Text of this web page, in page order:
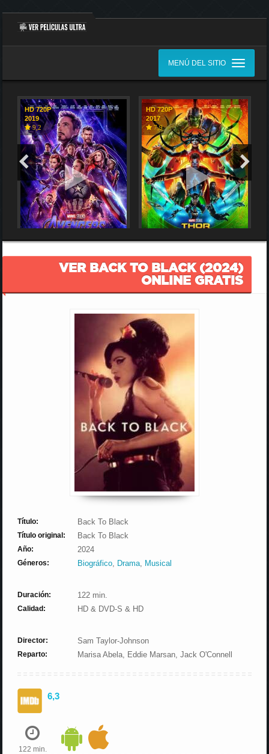
MENÚ DEL SITIO
HD 720P
2019
9,2
HD 720P
2017
7,9
VER BACK TO BLACK (2024)
ONLINE GRATIS
Título: Back To Black
Título original: Back To Black
Año: 2024
Géneros: Biográfico, Drama, Musical
Duración: 122 min.
Calidad: HD & DVD-S & HD
Director: Sam Taylor-Johnson
Reparto: Marisa Abela, Eddie Marsan, Jack O'Connell
6,3
122 min.